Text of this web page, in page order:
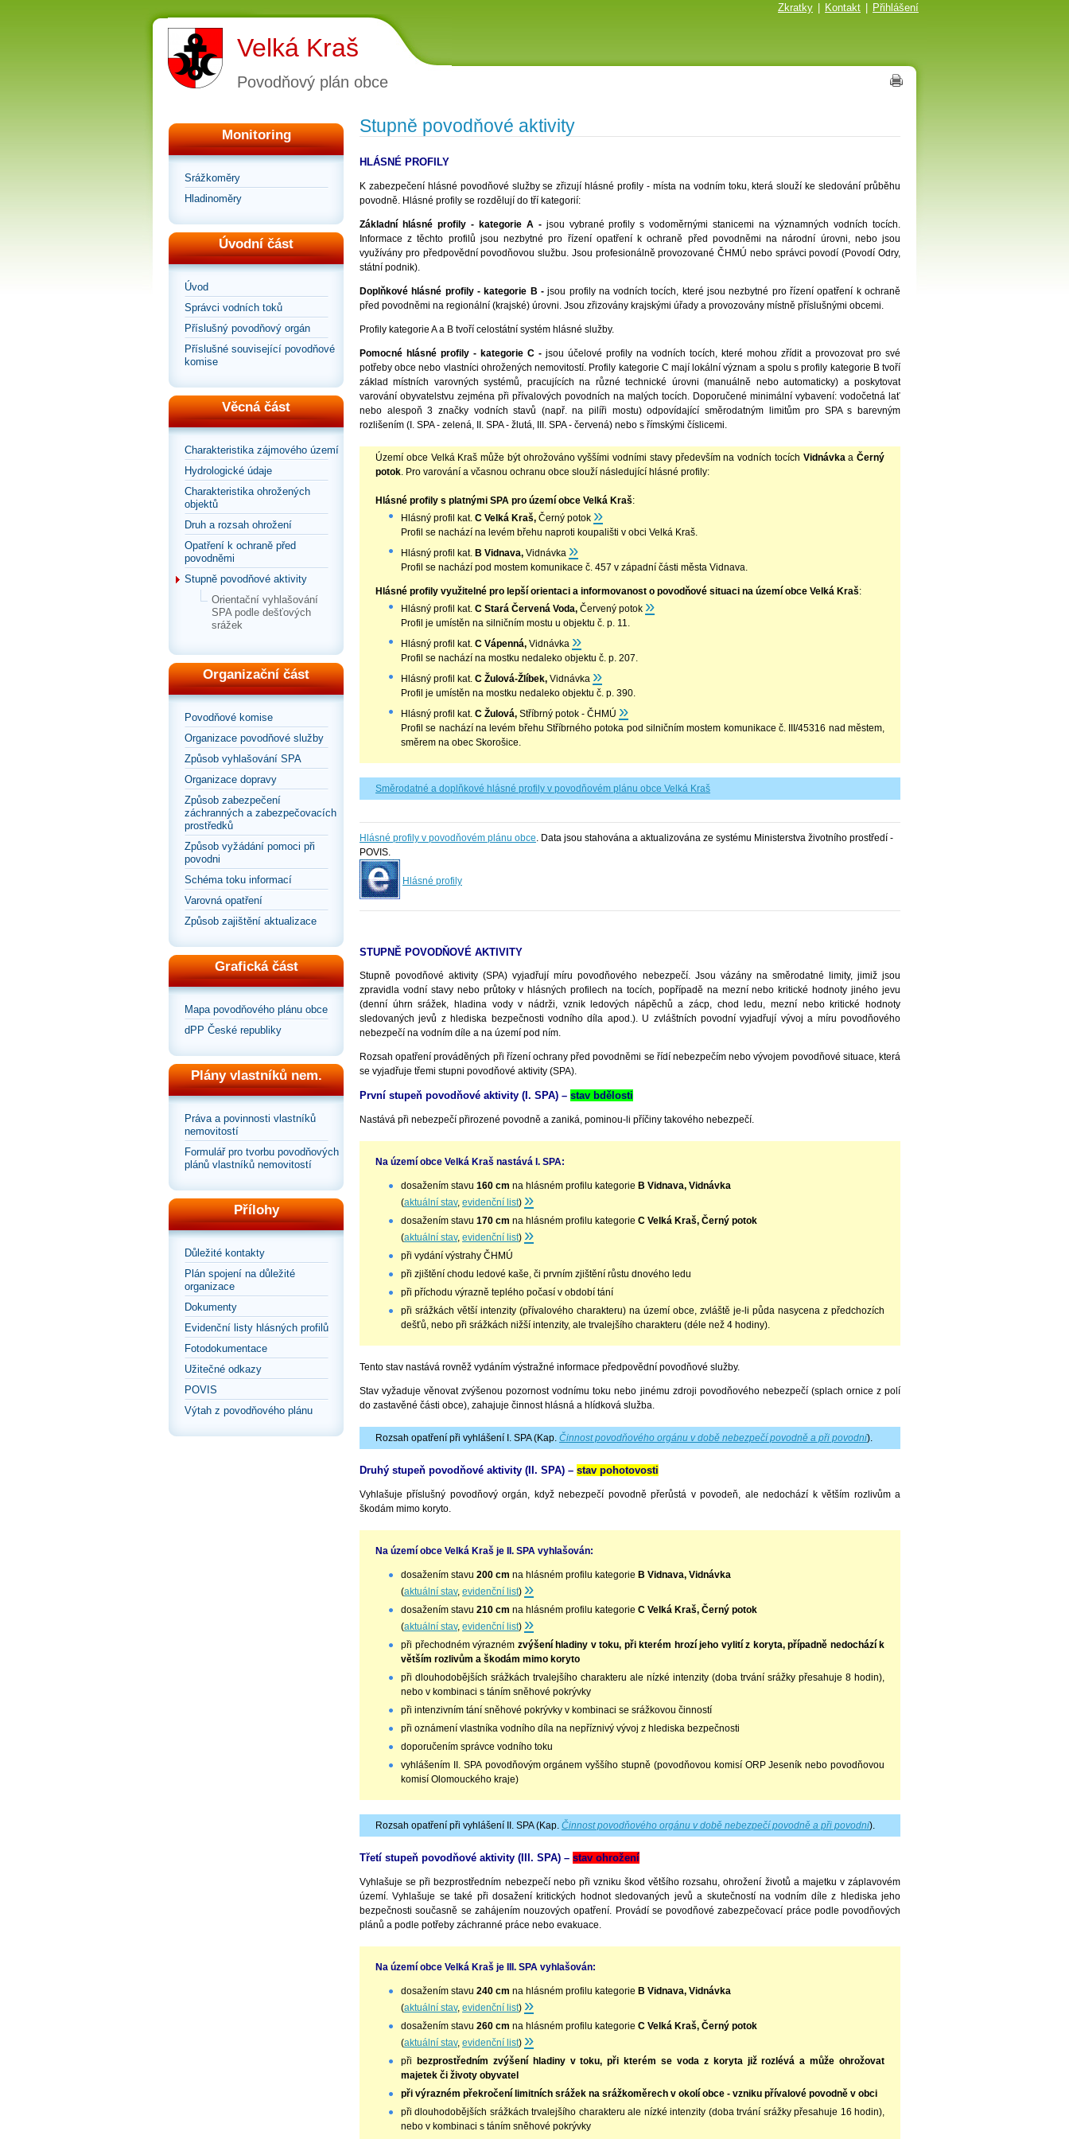
Zkratky Kontakt Přihlášení
Velká Kraš
Povodňový plán obce
Monitoring
Srážkoměry
Hladinoměry
Úvodní část
Úvod
Správci vodních toků
Příslušný povodňový orgán
Příslušné související povodňové
komise
Věcná část
Charakteristika zájmového území
Hydrologické údaje
Charakteristika ohrožených
objektů
Druh a rozsah ohrožení
Opatření k ochraně před
povodněmi
Stupně povodňové aktivity
Orientační vyhlašování
SPA podle dešťových
srážek
Organizační část
Povodňové komise
Organizace povodňové služby
Způsob vyhlašování SPA
Organizace dopravy
Způsob zabezpečení
záchranných a zabezpečovacích
prostředků
Způsob vyžádání pomoci při
povodni
Schéma toku informací
Varovná opatření
Způsob zajištění aktualizace
Grafická část
Mapa povodňového plánu obce
dPP České republiky
Plány vlastníků nem.
Práva a povinnosti vlastníků
nemovitostí
Formulář pro tvorbu povodňových
plánů vlastníků nemovitostí
Přílohy
Důležité kontakty
Plán spojení na důležité
organizace
Dokumenty
Evidenční listy hlásných profilů
Fotodokumentace
Užitečné odkazy
POVIS
Výtah z povodňového plánu
Stupně povodňové aktivity
HLÁSNÉ PROFILY
K zabezpečení hlásné povodňové služby se zřizují hlásné profily - místa na vodním toku, která slouží ke sledování průběhu
povodně. Hlásné profily se rozdělují do tří kategorií:
Základní hlásné profily - kategorie A -jsou vybrané profily s vodoměrnými stanicemi na významných vodních tocích.
Informace z těchto profilů jsou nezbytné pro řízení opatření k ochraně před povodněmi na národní úrovni, nebo jsou
využívány pro předpovědní povodňovou službu. Jsou profesionálně provozované ČHMÚ nebo správci povodí (Povodí Odry,
státní podnik).
Doplňkové hlásné profily - kategorie B -jsou profily na vodních tocích, které jsou nezbytné pro řízení opatření k ochraně
před povodněmi na regionální (krajské) úrovni. Jsou zřizovány krajskými úřady a provozovány místně příslušnými obcemi.
Profily kategorie A a B tvoří celostátní systém hlásné služby.
Pomocné hlásné profily - kategorie C - jsou účelové profily na vodních tocích, které mohou zřídit a provozovat pro své
potřeby obce nebo vlastníci ohrožených nemovitostí. Profily kategorie C mají lokální význam a spolu s profily kategorie B tvoří
základ místních varovných systémů, pracujících na různé technické úrovni (manuálně nebo automaticky) a poskytovat
varování obyvatelstvu zejména při přívalových povodních na malých tocích. Doporučené minimální vybavení: vodočetná lať
nebo alespoň 3 značky vodních stavů (např. na pilíři mostu) odpovídající směrodatným limitům pro SPA s barevným
rozlišením (I. SPA - zelená, II. SPA - žlutá, III. SPA - červená) nebo s římskými číslicemi.
Území obce Velká Kraš může být ohrožováno vyššími vodními stavy především na vodních tocích Vidnávkaa Černý
potok. Pro varování a včasnou ochranu obce slouží následující hlásné profily:
Hlásné profily s platnými SPA pro území obce Velká Kraš:
Hlásný profil kat. C Velká Kraš, Černý potok »
Profil se nachází na levém břehu naproti koupališti v obci Velká Kraš.
Hlásný profil kat. B Vidnava, Vidnávka »
Profil se nachází pod mostem komunikace č. 457 v západní části města Vidnava.
Hlásné profily využitelné pro lepší orientaci a informovanost o povodňové situaci na území obce Velká Kraš:
Hlásný profil kat. C Stará Červená Voda, Červený potok »
Profil je umístěn na silničním mostu u objektu č. p. 11.
Hlásný profil kat. C Vápenná, Vidnávka »
Profil se nachází na mostku nedaleko objektu č. p. 207.
Hlásný profil kat. C Žulová-Žlíbek, Vidnávka »
Profil je umístěn na mostku nedaleko objektu č. p. 390.
Hlásný profil kat. C Žulová, Stříbrný potok - ČHMÚ »
Profil se nachází na levém břehu Stříbrného potoka pod silničním mostem komunikace č. III/45316 nad městem,
směrem na obec Skorošice.
Směrodatné a doplňkové hlásné profily v povodňovém plánu obce Velká Kraš
Hlásné profily v povodňovém plánu obce. Data jsou stahována a aktualizována ze systému Ministerstva životního prostředí -
POVIS.
Hlásné profily
STUPNĚ POVODŇOVÉ AKTIVITY
Stupně povodňové aktivity (SPA) vyjadřují míru povodňového nebezpečí. Jsou vázány na směrodatné limity, jimiž jsou
zpravidla vodní stavy nebo průtoky v hlásných profilech na tocích, popřípadě na mezní nebo kritické hodnoty jiného jevu
(denní úhrn srážek, hladina vody v nádrži, vznik ledových nápěchů a zácp, chod ledu, mezní nebo kritické hodnoty
sledovaných jevů z hlediska bezpečnosti vodního díla apod.). U zvláštních povodní vyjadřují vývoj a míru povodňového
nebezpečí na vodním díle a na území pod ním.
Rozsah opatření prováděných při řízení ochrany před povodněmi se řídí nebezpečím nebo vývojem povodňové situace, která
se vyjadřuje třemi stupni povodňové aktivity (SPA).
První stupeň povodňové aktivity (I. SPA) – stav bdělosti
Nastává při nebezpečí přirozené povodně a zaniká, pominou-li příčiny takového nebezpečí.
Na území obce Velká Kraš nastává I. SPA:
dosažením stavu 160 cm na hlásném profilu kategorie B Vidnava, Vidnávka
(aktuální stav, evidenční list) »
dosažením stavu 170 cm na hlásném profilu kategorie C Velká Kraš, Černý potok
(aktuální stav, evidenční list) »
při vydání výstrahy ČHMÚ
při zjištění chodu ledové kaše, či prvním zjištění růstu dnového ledu
při příchodu výrazně teplého počasí v období tání
při srážkách větší intenzity (přívalového charakteru) na území obce, zvláště je-li půda nasycena z předchozích
dešťů, nebo při srážkách nižší intenzity, ale trvalejšího charakteru (déle než 4 hodiny).
Tento stav nastává rovněž vydáním výstražné informace předpovědní povodňové služby.
Stav vyžaduje věnovat zvýšenou pozornost vodnímu toku nebo jinému zdroji povodňového nebezpečí (splach ornice z polí
do zastavěné části obce), zahajuje činnost hlásná a hlídková služba.
Rozsah opatření při vyhlášení I. SPA (Kap. Činnost povodňového orgánu v době nebezpečí povodně a při povodni).
Druhý stupeň povodňové aktivity (II. SPA) – stav pohotovosti
Vyhlašuje příslušný povodňový orgán, když nebezpečí povodně přerůstá v povodeň, ale nedochází k větším rozlivům a
škodám mimo koryto.
Na území obce Velká Kraš je II. SPA vyhlašován:
dosažením stavu 200 cm na hlásném profilu kategorie B Vidnava, Vidnávka
(aktuální stav, evidenční list) »
dosažením stavu 210 cm na hlásném profilu kategorie C Velká Kraš, Černý potok
(aktuální stav, evidenční list) »
při přechodném výrazném zvýšení hladiny v toku, při kterém hrozí jeho vylití z koryta, případně nedochází k
větším rozlivům a škodám mimo koryto
při dlouhodobějších srážkách trvalejšího charakteru ale nízké intenzity (doba trvání srážky přesahuje 8 hodin),
nebo v kombinaci s táním sněhové pokrývky
při intenzivním tání sněhové pokrývky v kombinaci se srážkovou činností
při oznámení vlastníka vodního díla na nepříznivý vývoj z hlediska bezpečnosti
doporučením správce vodního toku
vyhlášením II. SPA povodňovým orgánem vyššího stupně (povodňovou komisí ORP Jeseník nebo povodňovou
komisí Olomouckého kraje)
Rozsah opatření při vyhlášení II. SPA (Kap. Činnost povodňového orgánu v době nebezpečí povodně a při povodni).
Třetí stupeň povodňové aktivity (III. SPA) – stav ohrožení
Vyhlašuje se při bezprostředním nebezpečí nebo při vzniku škod většího rozsahu, ohrožení životů a majetku v záplavovém
území. Vyhlašuje se také při dosažení kritických hodnot sledovaných jevů a skutečností na vodním díle z hlediska jeho
bezpečnosti současně se zahájením nouzových opatření. Provádí se povodňové zabezpečovací práce podle povodňových
plánů a podle potřeby záchranné práce nebo evakuace.
Na území obce Velká Kraš je III. SPA vyhlašován:
dosažením stavu 240 cm na hlásném profilu kategorie B Vidnava, Vidnávka
(aktuální stav, evidenční list) »
dosažením stavu 260 cm na hlásném profilu kategorie C Velká Kraš, Černý potok
(aktuální stav, evidenční list) »
při bezprostředním zvýšení hladiny v toku, při kterém se voda z koryta již rozlévá a může ohrožovat
majetek či životy obyvatel
při výrazném překročení limitních srážek na srážkoměrech v okolí obce - vzniku přívalové povodně v obci
při dlouhodobějších srážkách trvalejšího charakteru ale nízké intenzity (doba trvání srážky přesahuje 16 hodin),
nebo v kombinaci s táním sněhové pokrývky